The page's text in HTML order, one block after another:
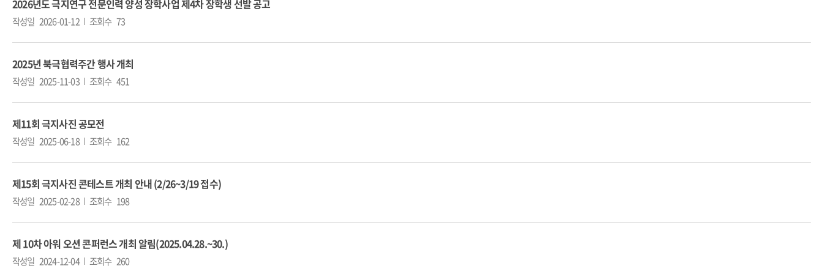
2026년도 극지연구 전문인력 양성 장학사업 제4차 장학생 선발 공고
작성일 2026-01-12 조회수 73
2025년 북극협력주간 행사 개최
작성일 2025-11-03 조회수 451
제11회 극지사진 공모전
작성일 2025-06-18 조회수 162
제15회 극지사진 콘테스트 개최 안내 (2/26~3/19 접수)
작성일 2025-02-28 조회수 198
제 10차 아워 오션 콘퍼런스 개최 알림(2025.04.28.~30.)
작성일 2024-12-04 조회수 260